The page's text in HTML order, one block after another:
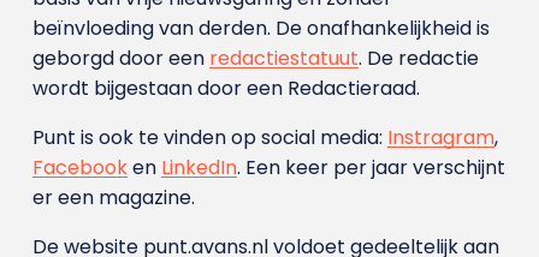
beïnvloeding van derden. De onafhankelijkheid is
geborgd door een redactiestatuut. De redactie
wordt bijgestaan door een Redactieraad.
Punt is ook te vinden op social media: Instragram,
Facebooken LinkedIn. Een keer per jaar verschijnt
er een magazine.
De website punt.avans.nl voldoet gedeeltelijk aan